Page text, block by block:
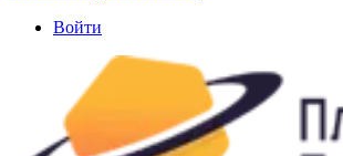
Войти